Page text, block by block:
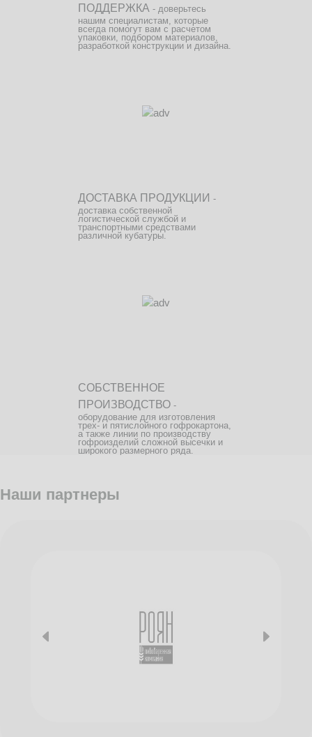
ПОДДЕРЖКА - доверьтесь
нашим специалистам, которые
всегда помогут вам с расчетом
упаковки, подбором материалов,
разработкой конструкции и дизайна.
ДОСТАВКА ПРОДУКЦИИ -
доставка собственной
логистической службой и
транспортными средствами
различной кубатуры.
СОБСТВЕННОЕ
ПРОИЗВОДСТВО -
оборудование для изготовления
трех- и пятислойного гофрокартона,
а также линии по производству
гофроизделий сложной высечки и
широкого размерного ряда.
Наши партнеры